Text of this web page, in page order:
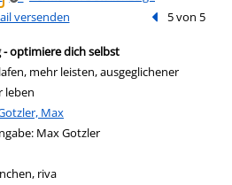
versenden
Vorheriger
5 von 5
- optimiere dich selbst
mehr leisten, ausgeglichener
leben
nach diesem Verfasser
Max
Max Gotzler
riva